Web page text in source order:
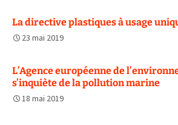
La directive plastiques à usage
23 mai 2019
L’Agence européenne de
s’inquiète de la pollution marine
18 mai 2019